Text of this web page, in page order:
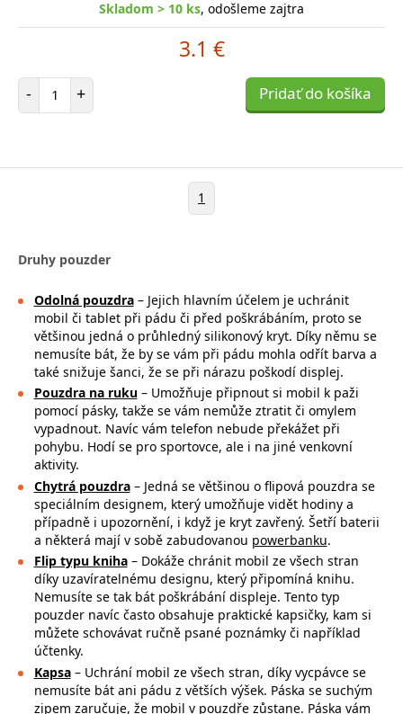
Skladom > 10 ks, odošleme zajtra
3.1 €
- Počet položiek
+ Pridať do košíka
1
Druhy pouzder
Odolná pouzdra– Jejich hlavním účelem je uchránit
mobil či tablet při pádu či před poškrábáním, proto se
většinou jedná o průhledný silikonový kryt. Díky němu se
nemusíte bát, že by se vám při pádu mohla odřít barva a
také snižuje šanci, že se při nárazu poškodí displej.
Pouzdra na ruku– Umožňuje připnout si mobil k paži
pomocí pásky, takže se vám nemůže ztratit či omylem
vypadnout. Navíc vám telefon nebude překážet při
pohybu. Hodí se pro sportovce, ale i na jiné venkovní
aktivity.
Chytrá pouzdra– Jedná se většinou o flipová pouzdra se
speciálním designem, který umožňuje vidět hodiny a
případně i upozornění, i když je kryt zavřený. Šetří baterii
a některá mají v sobě zabudovanou powerbanku.
Flip typu kniha– Dokáže chránit mobil ze všech stran
díky uzavíratelnému designu, který připomíná knihu.
Nemusíte se tak bát poškrábání displeje. Tento typ
pouzder navíc často obsahuje praktické kapsičky, kam si
můžete schovávat ručně psané poznámky či například
účtenky.
Kapsa– Uchrání mobil ze všech stran, díky vycpávce se
nemusíte bát ani pádu z větších výšek. Páska se suchým
zipem zaručuje, že mobil v pouzdře zůstane. Páska vám